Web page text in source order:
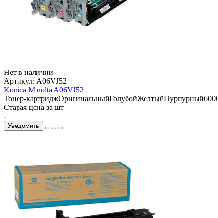
Нет в наличии
Артикул: A06VJ52
Konica Minolta A06VJ52
Тонер-картриджОригинальныйГолубойЖелтыйПурпурный
Старая цена за шт
-
Уведомить